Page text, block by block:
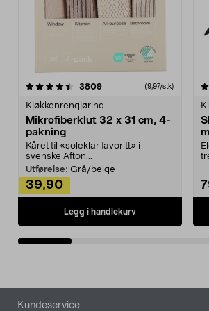
3809anmeldelser(9,97/stk)
Kjøkkenrengjøring
Mikrofiberklut 32 x 31 cm, 4-
pakning
Kåret til «soleklar favoritt» i
svenske Afton...
Utførelse: Grå/beige
39,90
Legg i handlekurv
4.5av 5 stjerner
Bunntekst
Kundeservice